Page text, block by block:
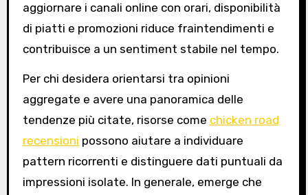
aggiornare i canali online con orari, disponibilità
di piatti e promozioni riduce fraintendimenti e
contribuisce a un sentiment stabile nel tempo.
Per chi desidera orientarsi tra opinioni
aggregate e avere una panoramica delle
tendenze più citate, risorse come chicken road
recensioni possono aiutare a individuare
pattern ricorrenti e distinguere dati puntuali da
impressioni isolate. In generale, emerge che